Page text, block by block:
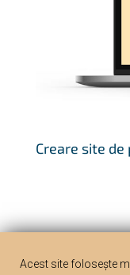
Creare site
Acest site folosește